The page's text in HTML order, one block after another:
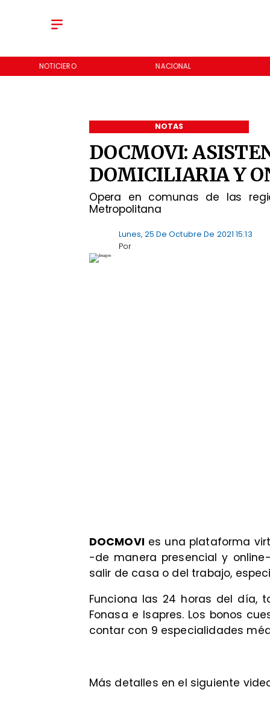
NACIONAL REGIONES
DOCMOVI:
DOMICILIARIA Y
Opera en comunas de las
Metropolitana
NOTAS
Lunes, 25 De Octubre De 2021 15:13
Por
DOCMOVI es una plataforma
-de manera presencial y
salir de casa o del trabajo,
Funciona las 24 horas del día,
Fonasa e Isapres. Los bonos
contar con 9 especialidades
Más detalles en el siguiente